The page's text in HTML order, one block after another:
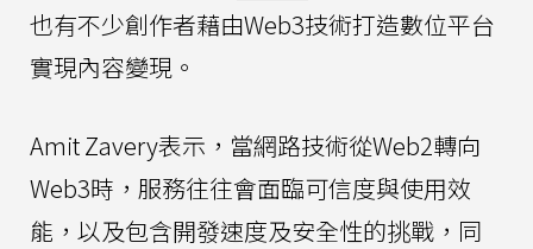
也有不少創作者藉由Web3技術打造數位平台
實現內容變現。
Amit Zavery表示，當網路技術從Web2轉向
Web3時，服務往往會面臨可信度與使用效
能，以及包含開發速度及安全性的挑戰，同